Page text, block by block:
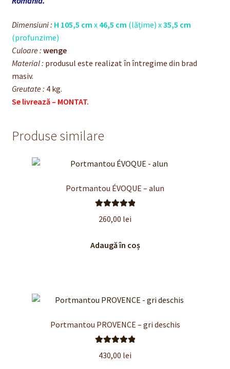
Dimensiuni : H 105,5 cm x 46,5 cm (lățime) x35,5 cm
(profunzime)
Culoare : wenge
Material : produsul este realizat în întregime din brad
masiv.
Greutate : 4 kg.
Se livrează – MONTAT.
Produse similare
Portmantou ÉVOQUE – alun
5.00
260,00 lei
Adaugă în coș
Portmantou PROVENCE – gri deschis
5.00
430,00 lei